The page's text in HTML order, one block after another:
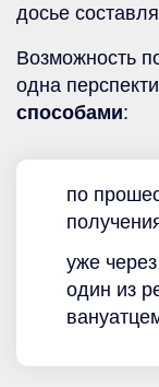
досье
Возможность
одна
способами:
по
уже
один из